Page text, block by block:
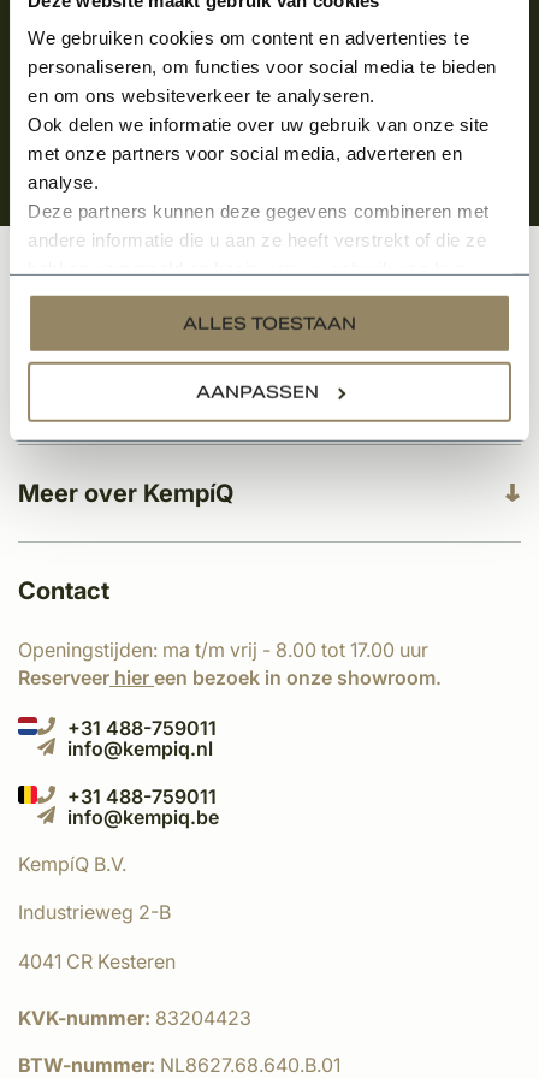
We gebruiken cookies om content en advertenties te
personaliseren, om functies voor social media te bieden
en om ons websiteverkeer te analyseren.
Ook delen we informatie over uw gebruik van onze site
met onze partners voor social media, adverteren en
analyse.
Deze partners kunnen deze gegevens combineren met
andere informatie die u aan ze heeft verstrekt of die ze
services.
ALLES TOESTAAN
AANPASSEN
Meer over KempíQ
Klantenservice
Contact
Openingstijden: ma t/m vrij - 8.00 tot 17.00 uur
Reserveer hier een bezoek in onze showroom.
+31 488-759011
info@kempiq.nl
+31 488-759011
info@kempiq.be
KempíQ B.V.
Industrieweg 2-B
4041 CR Kesteren
KVK-nummer: 83204423
BTW-nummer: NL8627.68.640.B.01